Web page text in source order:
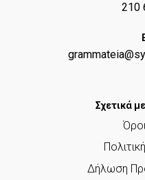
210
Σχετικά
Δήλωση